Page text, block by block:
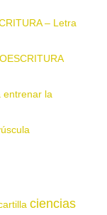
– Letra
entrenar la
ciencias